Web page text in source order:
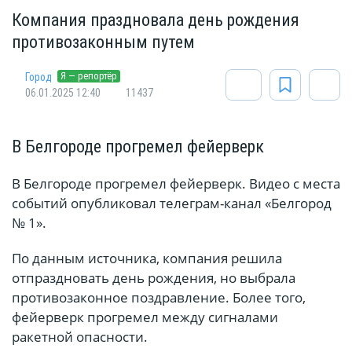
Компания праздновала день рождения
противозаконным путем
Город Я — репортёр
06.01.2025 12:40 11437
В Белгороде прогремел фейерверк
В Белгороде прогремел фейерверк. Видео с места
событий опубликовал телеграм-канал «Белгород
№ 1».
По данным источника, компания решила
отпраздновать день рождения, но выбрала
противозаконное поздравление. Более того,
фейерверк прогремел между сигналами
ракетной опасности.